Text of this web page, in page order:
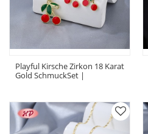
Playful Kirsche Zirkon 18 Karat
Gold SchmuckSet |
By Hengdian Schmuck